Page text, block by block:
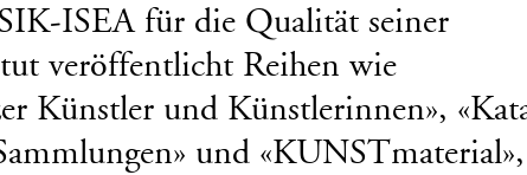
ISEA für die Qualität seiner
veröffentlicht Reihen wie
Künstler und Künstlerinnen»,
und